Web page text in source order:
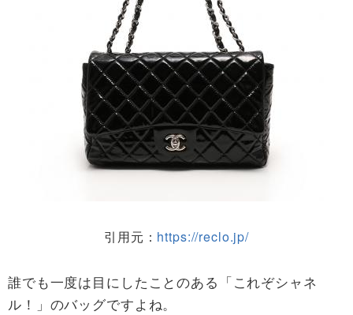
引用元： https://reclo.jp/
誰でも一度は目にしたことのある「これぞシャネ
ル！」のバッグですよね。